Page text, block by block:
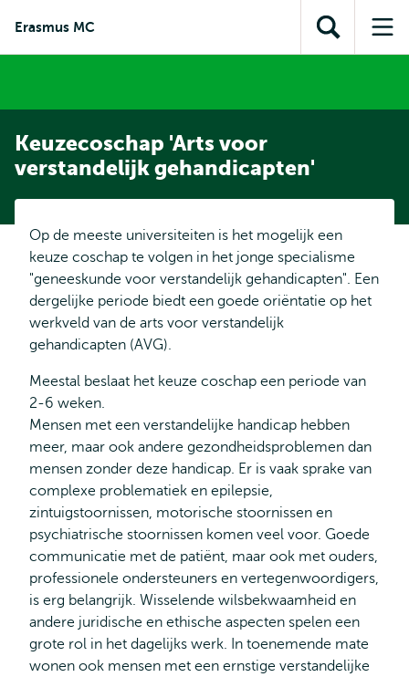
inhoud
Direct naar
subnavigatie
Erasmus MC
Toon
zoekveld
Keuzecoschap 'Arts voor
verstandelijk gehandicapten'
Op de meeste universiteiten is het mogelijk een
keuze coschap te volgen in het jonge specialisme
"geneeskunde voor verstandelijk gehandicapten". Een
dergelijke periode biedt een goede oriëntatie op het
werkveld van de arts voor verstandelijk
gehandicapten (AVG).
Meestal beslaat het keuze coschap een periode van
2-6 weken.
Mensen met een verstandelijke handicap hebben
meer, maar ook andere gezondheidsproblemen dan
mensen zonder deze handicap. Er is vaak sprake van
complexe problematiek en epilepsie,
zintuigstoornissen, motorische stoornissen en
psychiatrische stoornissen komen veel voor. Goede
communicatie met de patiënt, maar ook met ouders,
professionele ondersteuners en vertegenwoordigers,
is erg belangrijk. Wisselende wilsbekwaamheid en
andere juridische en ethische aspecten spelen een
grote rol in het dagelijks werk. In toenemende mate
wonen ook mensen met een ernstige verstandelijke